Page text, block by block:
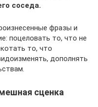
соседа.
фразы и
поцеловать то, что не
то, что
дополнять
сценка